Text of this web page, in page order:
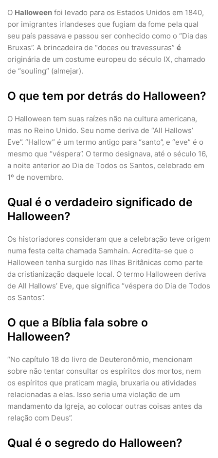
O Halloween foi levado para os Estados Unidos em 1840,
por imigrantes irlandeses que fugiam da fome pela qual
seu país passava e passou ser conhecido como o “Dia das
Bruxas”. A brincadeira de “doces ou travessuras” é
originária de um costume europeu do século IX, chamado
de “souling” (almejar).
O que tem por detrás do Halloween?
O Halloween tem suas raízes não na cultura americana,
mas no Reino Unido. Seu nome deriva de “All Hallows’
Eve”. “Hallow” é um termo antigo para “santo”, e “eve” é o
mesmo que “véspera”. O termo designava, até o século 16,
a noite anterior ao Dia de Todos os Santos, celebrado em
1º de novembro.
Qual é o verdadeiro significado de
Halloween?
Os historiadores consideram que a celebração teve origem
numa festa celta chamada Samhain. Acredita-se que o
Halloween tenha surgido nas Ilhas Britânicas como parte
da cristianização daquele local. O termo Halloween deriva
de All Hallows’ Eve, que significa “véspera do Dia de Todos
os Santos”.
O que a Bíblia fala sobre o
Halloween?
“No capítulo 18 do livro de Deuteronômio, mencionam
sobre não tentar consultar os espíritos dos mortos, nem
os espíritos que praticam magia, bruxaria ou atividades
relacionadas a elas. Isso seria uma violação de um
mandamento da Igreja, ao colocar outras coisas antes da
relação com Deus”.
Qual é o segredo do Halloween?